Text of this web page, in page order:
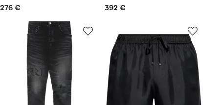
276 € 392 €